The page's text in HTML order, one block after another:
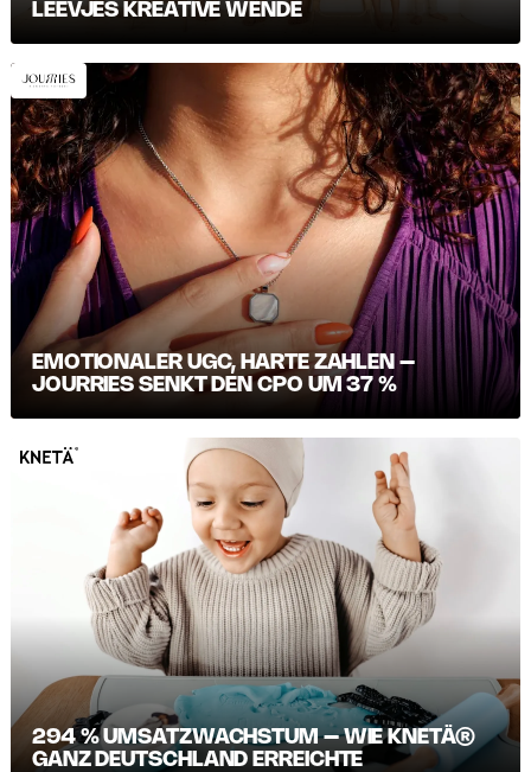
LEEVJES KREATIVE WENDE
EMOTIONALER UGC, HARTE ZAHLEN –
JOURRIES SENKT DEN CPO UM 37 %
294 % UMSATZWACHSTUM – WIE KNETÄ®
GANZ DEUTSCHLAND ERREICHTE